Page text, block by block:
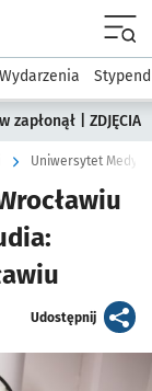
Akademicki
Wydarzenia
| ZDJĘCIA
Uniwersytet
Udostępnijartykuł